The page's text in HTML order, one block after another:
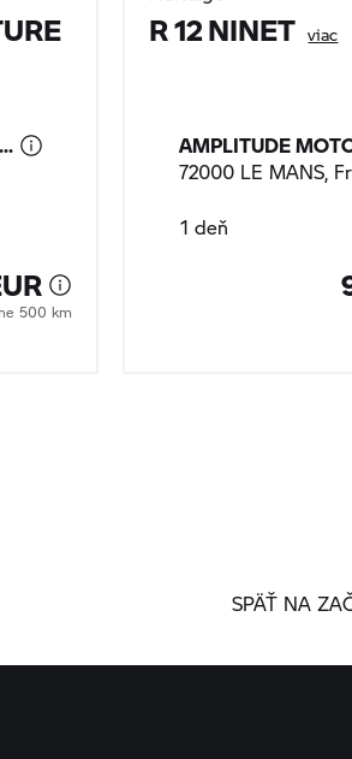
500 km
R 12 NINET viac
AMPLITUDE
72000 LE MANS,
1 deň
SPÄŤ NA